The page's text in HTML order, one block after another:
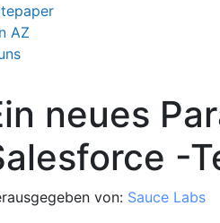
AZ
neues
-
von: Sauce Labs